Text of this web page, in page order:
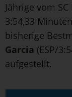
Jährige vom
3:54,33
bisherige
Garcia (ESP/
aufgestellt.